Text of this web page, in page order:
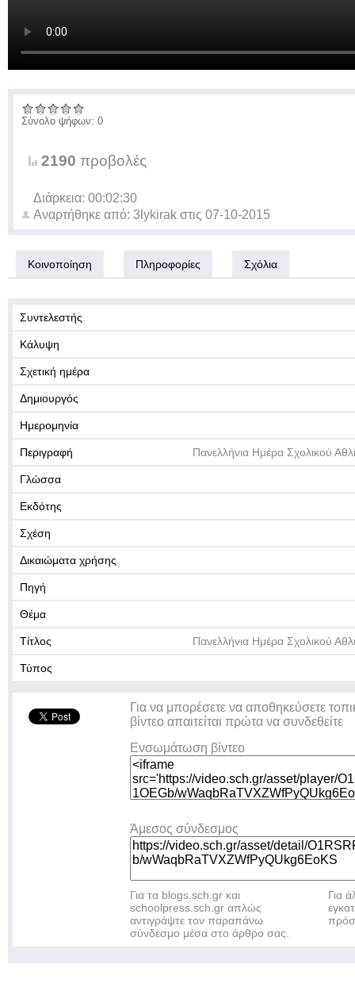
Σύνολο ψήφων: 0
2190 προβολές
Διάρκεια: 00:02:30
Αναρτήθηκε από: 3lykirak στις 07-10-2015
Κοινοποίηση Πληροφορίες Σχόλια
Συντελεστής
Κάλυψη
Σχετική ημέρα
Δημιουργός
Ημερομηνία
Περιγραφή Πανελλήνια Ημέρα Σχολικού
Γλώσσα
Εκδότης
Σχέση
Δικαιώματα χρήσης
Πηγή
Θέμα
Τίτλος Πανελλήνια Ημέρα Σχολικού
Τύπος
Για να μπορέσετε να αποθηκεύσετε
βίντεο απαιτείται πρώτα να συνδεθείτε
Ενσωμάτωση βίντεο
Άμεσος σύνδεσμος
Για τα blogs.sch.gr και
schoolpress.sch.gr απλώς
αντιγράψτε τον παραπάνω
σύνδεσμο μέσα στο άρθρο σας.
Για